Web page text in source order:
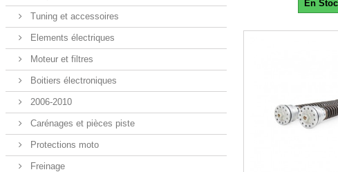
Tuning et accessoires
Elements électriques
Moteur et filtres
Boitiers électroniques
2006-2010
Carénages et pièces piste
Protections moto
Freinage
En